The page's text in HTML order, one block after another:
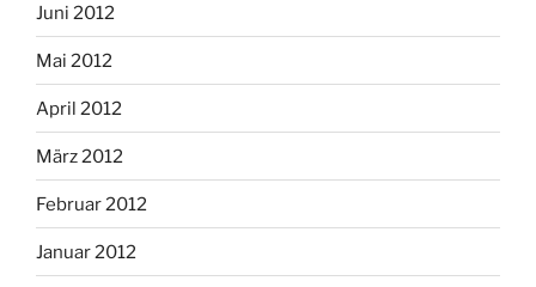
Juni 2012
Mai 2012
April 2012
März 2012
Februar 2012
Januar 2012